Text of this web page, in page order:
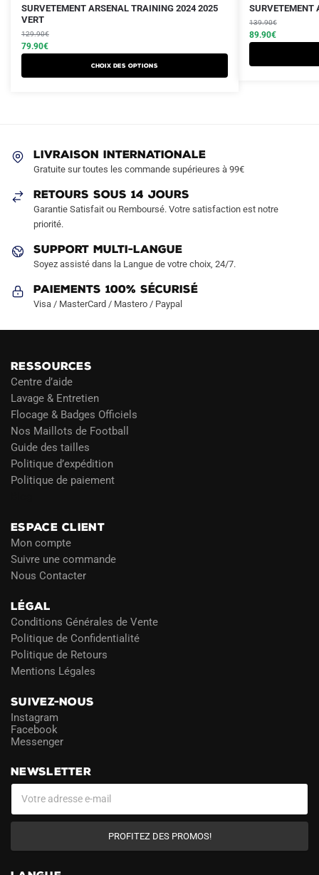
SURVETEMENT ARSENAL TRAINING 2024 2025
VERT
129.90€
Le
prix
initial
était :
79.90€
Le
prix
actuel
est :
Choix des options
Ce
produit
a
plusieurs
variations.
choisies
la
page
produit
SURVETEMENT
139.90€
Le
prix
initial
était :
89.90€
Le
prix
actuel
est :
LIVRAISON INTERNATIONALE
Gratuite sur toutes les commande supérieures à 99€
RETOURS SOUS 14 JOURS
Garantie Satisfait ou Remboursé. Votre satisfaction est notre
priorité.
SUPPORT MULTI-LANGUE
Soyez assisté dans la Langue de votre choix, 24/7.
Paiements 100% Sécurisé
Visa / MasterCard / Mastero / Paypal
RESSOURCES
Centre d’aide
Lavage & Entretien
Flocage & Badges Officiels
Nos Maillots de Football
Guide des tailles
Politique d’expédition
Politique de paiement
ESPACE CLIENT
Mon compte
Suivre une commande
Nous Contacter
LÉGAL
Conditions Générales de Vente
Politique de Confidentialité
Politique de Retours
Mentions Légales
SUIVEZ-NOUS
Instagram
Facebook
Messenger
NEWSLETTER
PROFITEZ DES PROMOS!